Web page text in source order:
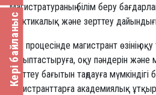
Кері байланыс
Магистратураның білім беру
практикалық және зерттеу
Оқу процесінде магистрант өзінің
қалыптастыруға, оқу пәндерін және
зерттеу бағытын таңдауға мүмкіндігі
магистранттарға академиялық